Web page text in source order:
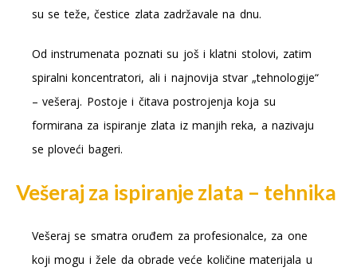
su se teže, čestice zlata zadržavale na dnu.
Od instrumenata poznati su još i klatni stolovi, zatim
spiralni koncentratori, ali i najnovija stvar „tehnologije“
– vešeraj. Postoje i čitava postrojenja koja su
formirana za ispiranje zlata iz manjih reka, a nazivaju
se ploveći bageri.
Vešeraj za ispiranje zlata – tehnika
Vešeraj se smatra oruđem za profesionalce, za one
koji mogu i žele da obrade veće količine materijala u